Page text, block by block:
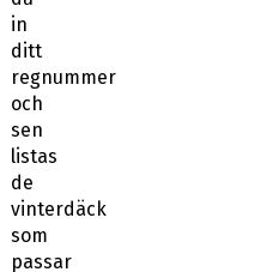
ditt
regnummer
sen
de
vinterdäck
som